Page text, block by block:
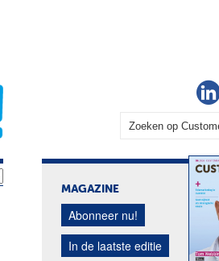
MAGAZINE
Abonneer nu!
In de laatste editie